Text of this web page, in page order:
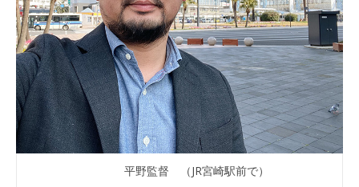
平野監督 （JR宮崎駅前で）